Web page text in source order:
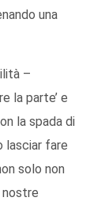
una
–
la parte’ e
la spada di
lasciar fare
solo non